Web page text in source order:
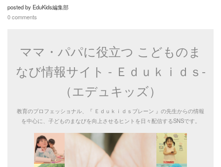
posted by EduKids編集部
0 comments
ママ・パパに役立つ こどものま
なび情報サイト - Ｅｄｕｋｉｄｓ-
（エデュキッズ）
教育のプロフェッショナル、『 Ｅｄｕｋｉｄｓブレーン 』の先生からの情報
を中心に、子どものまなびを向上させるヒントを日々配信するSNSです。